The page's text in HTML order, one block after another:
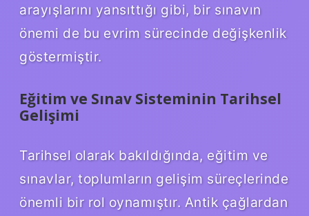
arayışlarını yansıttığı gibi, bir sınavın
önemi de bu evrim sürecinde değişkenlik
göstermiştir.
Eğitim ve Sınav Sisteminin Tarihsel
Gelişimi
Tarihsel olarak bakıldığında, eğitim ve
sınavlar, toplumların gelişim süreçlerinde
önemli bir rol oynamıştır. Antik çağlardan